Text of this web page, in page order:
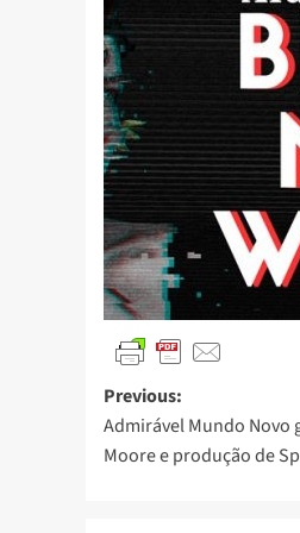
Previous:
Admirável Mundo Novo
Moore e produção de